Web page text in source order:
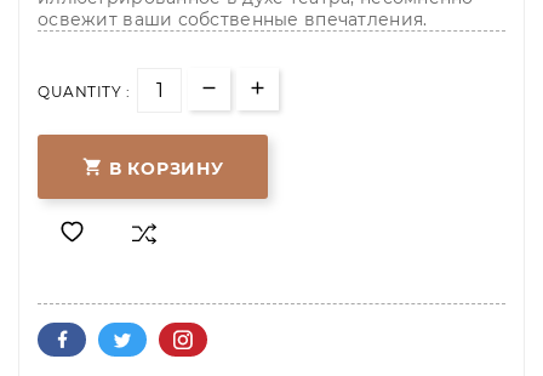
освежит ваши собственные впечатления.
QUANTITY :
 В КОРЗИНУ